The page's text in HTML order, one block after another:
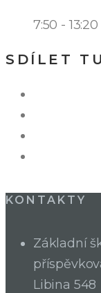
7:50 - 13:20
SDÍLET
KONTAKTY
Základní
Libina 548